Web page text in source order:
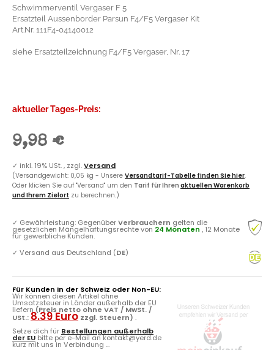
Schwimmerventil Vergaser F 5
Ersatzteil Aussenborder Parsun F4/F5 Vergaser Kit
Art.Nr. 111F4-04140012
siehe Ersatzteilzeichnung F4/F5 Vergaser, Nr. 17
aktueller Tages-Preis:
9,98 €
✓ inkl. 19% USt. , zzgl.Versand
(Versandgewicht: 0,05 kg - Unsere Versandtarif-Tabelle finden Sie hier.
Oder klicken Sie auf "Versand" um den Tarif für Ihren aktuellen Warenkorb
und Ihrem Zielort zu berechnen.)
✓ Gewährleistung: GegenüberVerbrauchern gelten die
gesetzlichen Mängelhaftungsrechte von 24 Monaten , 12 Monate
für gewerbliche Kunden.
✓ Versand aus Deutschland (DE)
Für Kunden in der Schweiz oder Non-EU:
Wir können diesen Artikel ohne
Umsatzsteuer in Länder außerhalb der EU
liefern(Preis netto ohne VAT / MwSt. /
USt.: 8.39 Euro zzgl. Steuern) .
Setze dich für Bestellungen außerhalb
der EU bitte per e-Mail an kontakt@yerd.de
kurz mit uns in Verbindung ...